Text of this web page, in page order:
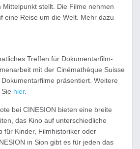
Mittelpunkt stellt. Die Filme nehmen
eine Reise um die Welt. Mehr dazu
Treffen für Dokumentarfilm-
mit der Cinémathèque Suisse
präsentiert. Weitere
hier.
bei CINESION bieten eine breite
das Kino auf unterschiedliche
für Kinder, Filmhistoriker oder
in Sion gibt es für jeden das